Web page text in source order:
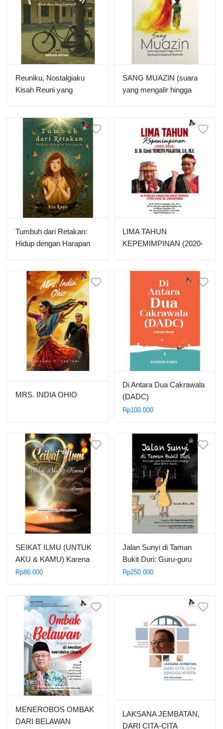
Reuniku, Nostalgiaku
Kisah Reuni yang
SANG MUAZIN (suara
yang mengalir hingga
Tumbuh dari Retakan:
Hidup dengan Harapan
LIMA TAHUN
KEPEMIMPINAN (2020-
S.H., M.H. DI PUNGUAN
PANJAITAN DOHOT
BORUNA (PPDB XXVII)
SE-JABODETABEK
MRS. INDIA OHIO
Di Antara Dua Cakrawala
(DADC)
Rp100.000
SEIKAT ILMU (UNTUK
AKU & KAMU) Karena
Belajar tak Harus Duduk
Rp86.000
Jalan Sunyi di Taman
Bukit Duri: Guru-guru
yang Mendedikasikan
Rp250.000
MENEROBOS OMBAK
DARI BELAWAN
LAKSANA JEMBATAN,
DARI CITA-CITA